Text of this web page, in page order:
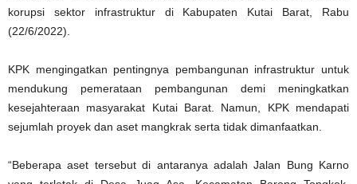
korupsi sektor infrastruktur di Kabupaten Kutai Barat, Rabu
(22/6/2022).
KPK mengingatkan pentingnya pembangunan infrastruktur untuk
mendukung pemerataan pembangunan demi meningkatkan
kesejahteraan masyarakat Kutai Barat. Namun, KPK mendapati
sejumlah proyek dan aset mangkrak serta tidak dimanfaatkan.
“Beberapa aset tersebut di antaranya adalah Jalan Bung Karno